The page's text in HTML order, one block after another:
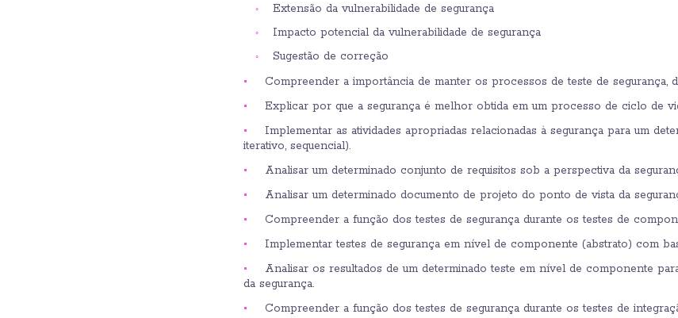
Extensão da vulnerabilidade de segurança
Impacto potencial da vulnerabilidade de segurança
Sugestão de correção
Compreender a importância de manter os processos de teste de segurança,
Explicar por que a segurança é melhor obtida em um processo de ciclo de
Implementar as atividades apropriadas relacionadas à segurança para um
iterativo, sequencial).
Analisar um determinado conjunto de requisitos sob a perspectiva da
Analisar um determinado documento de projeto do ponto de vista da
Compreender a função dos testes de segurança durante os testes de
Implementar testes de segurança em nível de componente (abstrato) com
Analisar os resultados de um determinado teste em nível de componente
da segurança.
Compreender a função dos testes de segurança durante os testes de